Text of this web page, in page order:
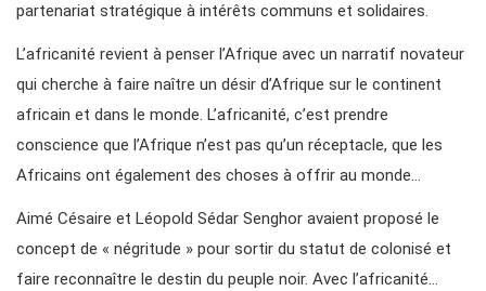
partenariat stratégique à intérêts communs et solidaires.
L’africanité revient à penser l’Afrique avec un narratif novateur
qui cherche à faire naître un désir d’Afrique sur le continent
africain et dans le monde. L’africanité, c’est prendre
conscience que l’Afrique n’est pas qu’un réceptacle, que les
Africains ont également des choses à offrir au monde…
Aimé Césaire et Léopold Sédar Senghor avaient proposé le
concept de « négritude » pour sortir du statut de colonisé et
faire reconnaître le destin du peuple noir. Avec l’africanité…